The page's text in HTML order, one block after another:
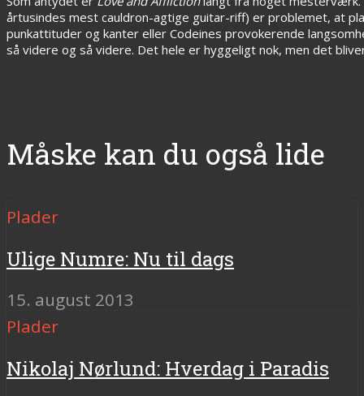
årtusindes mest cauldron-agtige guitar-riff) er problemet, at
punkattituder og kanter eller Codeines provokerende
så videre og så videre. Det hele er hyggeligt nok, men det
Måske kan du også lide
Plader
Ulige Numre: Nu til dags
15. august 2013
Plader
Nikolaj Nørlund: Hverdag i Paradis